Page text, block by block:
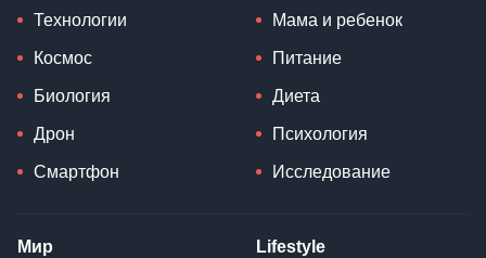
Технологии
Космос
Биология
Дрон
Смартфон
Мама и ребенок
Питание
Диета
Психология
Исследование
Мир Lifestyle